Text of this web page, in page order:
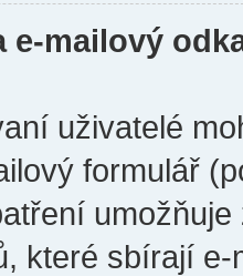
e-mailový
uživatelé
formulář
které sbírají e-